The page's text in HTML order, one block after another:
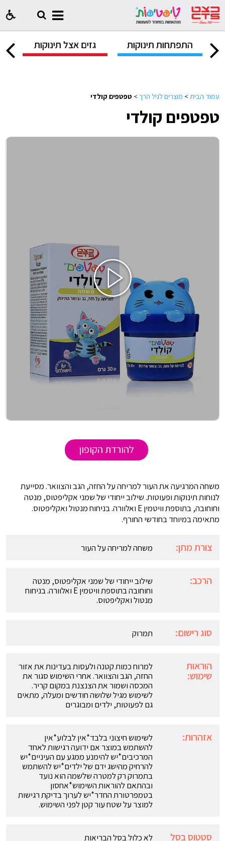
התפתחות תינוקות גזים אצל תינוקות
עמוד הבית > מוצרים לגיל הרך > טפטפים קולדי
טפטפים קולדי
להורדת הקופון
משחה המרגיעה את העור למריחה על החזה, הגב והצוואר. מסייעת
לנוחות תינוקות ופעוטות. שילוב ייחודי של שמני אקליפטוס, מנטה
וחוחובה, בתוספת וויטמין E ואלוורה. בניחוח מנטול ואקליפטוס.
מתאימה במיוחד בחודשי החורף.
צורת מתן: משחה למריחה על העור
הרכב:
שילוב ייחודי של שמני אקליפטוס, מנטה
וחוחובה בתוספת וויטמין E ואלוורה. בניחוח
מנטול ואקליפטוס.
סוג רישום: תמרוק
הוראות
שימוש:
למרוח כמות קטנה ולעסות בעדינות את אזור
החזה, הגב והצוואר. אחרי השימוש סגור את
המכסה ושמור את הצנצנת במקום קריר.
לשימוש מגיל שלושה חודשים ומעלה, מתאים
גם לפעוטות, ילדים ומבוגרים
אזהרות:
לשימוש חיצוני בלבד*אין לבלוע*אין
להשתמש במוצר אם ידועה רגישות לאחד
המרכיבים*יש להימנע ממגע עם העיניים*יש
להרחיק מהישג ידם של ילדים*יש להשתמש
בתמרוק רק למטרה שלשמה הוא נועד
ובהתאם להוראות השימוש*אחסון
בטמפרטורת החדר*יש לערוך בדיקת רגישות
למוצר על שטח עור קטן לפני השימוש.
סטטוס בסל לא כלול בסל הבריאות